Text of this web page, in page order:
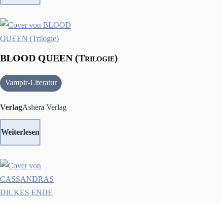
BLOOD QUEEN (Trilogie)
Vampir-Literatur
VerlagAshera Verlag
Weiterlesen